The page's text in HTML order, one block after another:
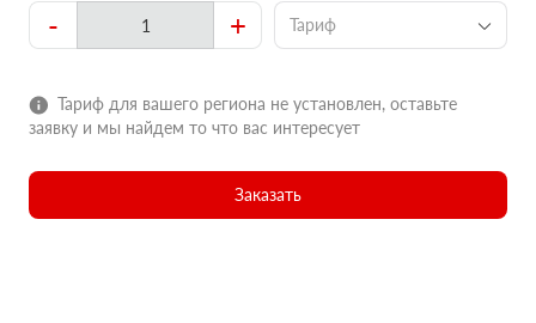
- + Тариф
Тариф для вашего региона не установлен, оставьте
заявку и мы найдем то что вас интересует
Заказать